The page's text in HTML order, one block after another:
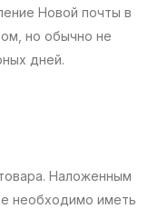
Новой почты в
но обычно не
дней.
Наложенным
необходимо иметь